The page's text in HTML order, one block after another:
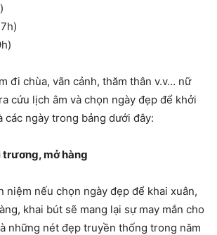
đi chùa, vãn cảnh, thăm thân v.v… nữ
cứu lịch âm và chọn ngày đẹp để khởi
các ngày trong bảng dưới đây:
trương, mở hàng
niệm nếu chọn ngày đẹp để khai xuân,
khai bút sẽ mang lại sự may mắn cho
những nét đẹp truyền thống trong năm